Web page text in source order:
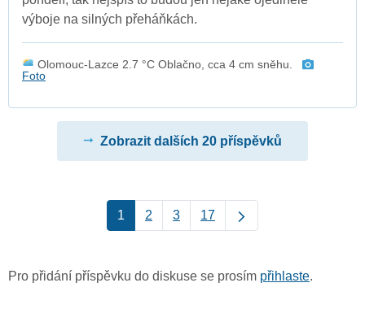
výboje na silných přeháňkách.
Olomouc-Lazce 2.7 °C Oblačno, cca 4 cm sněhu.
Foto
Zobrazit dalších 20 příspěvků
1 2 3 17
Pro přidání příspěvku do diskuse se prosím přihlaste.